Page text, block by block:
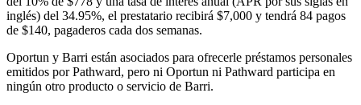
inglés) del 34.95%, el prestatario recibirá $7,000 y tendrá 84 pagos
de $140, pagaderos cada dos semanas.
Oportun y Barri están asociados para ofrecerle préstamos personales
emitidos por Pathward, pero ni Oportun ni Pathward participa en
ningún otro producto o servicio de Barri.